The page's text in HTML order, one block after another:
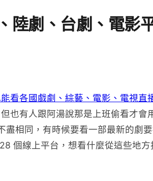
陸劇、台劇、電影
看各國戲劇、綜藝、電影、電視直
也有人跟阿湯說那是上班偷看才會
相同，有時候要看一部最新的劇
個線上平台，想看什麼從這些地方